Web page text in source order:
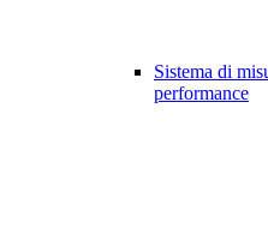
Sistema di
performance